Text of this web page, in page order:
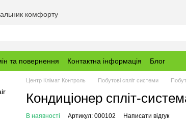
комфорту
та повернення Контактна інформація Блог
Центр Клімат Контроль Побутові спліт системи
Кондиціонер спліт-
В наявності Артикул: 000102 Написати відгук